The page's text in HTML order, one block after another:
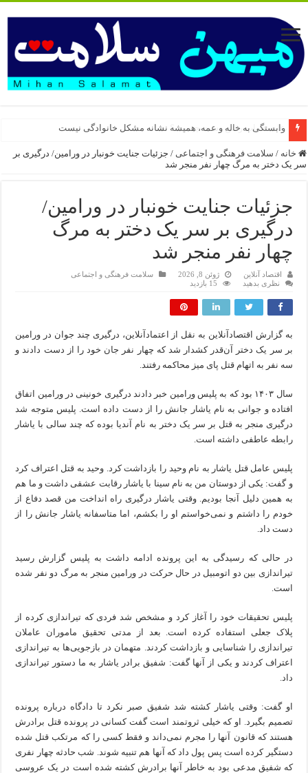
وابستگی به خاله و عمه، همیشه نشانه مشکل خانوادگی نیست
خانه / سلامت فرهنگی و اجتماعی / جزئیات جنایت خونبار در ورامین/ درگیری بر
سر یک دختر به مرگ چهار نفر منجر شد
جزئیات جنایت خونبار در ورامین/
درگیری بر سر یک دختر به مرگ
چهار نفر منجر شد
اقتصاد آنلاین ژوئن 8, 2026
سلامت فرهنگی و اجتماعی
نظری بدهید
15 بازدید
به گزارش اقتصادآنلاین به نقل از اعتمادآنلاین، درگیری چند جوان در ورامین
بر سر یک دختر آن‌قدر کشدار شد که چهار نفر جان خود را از دست دادند و
سه نفر به اتهام قتل پای میز محاکمه رفتند.
سال ۱۴۰۳ بود که به پلیس ورامین خبر دادند درگیری خونینی در ورامین اتفاق
افتاده و جوانی به نام یاشار جانش را از دست داده است. پلیس متوجه شد
درگیری منجر به قتل بر سر یک دختر به نام آندیا بوده که چند سالی با یاشار
رابطه عاطفی داشته است.
پلیس عامل قتل یاشار به نام وحید را بازداشت کرد. وحید به قتل اعتراف کرد
و گفت: یکی از دوستان من به نام سینا با یاشار رقابت عشقی داشت و ما هم
به همین دلیل آنجا بودیم. وقتی یاشار درگیری راه انداخت من قصد دفاع از
خودم را داشتم و نمی‌خواستم او را بکشم، اما متاسفانه یاشار جانش را از
دست داد.
در حالی که رسیدگی به این پرونده ادامه داشت به پلیس گزارش رسید
تیراندازی بین دو اتومبیل در حال حرکت در ورامین منجر به مرگ دو نفر شده
است.
پلیس تحقیقات خود را آغاز کرد و مشخص شد فردی که تیراندازی کرده از
پلاک جعلی استفاده کرده است. بعد از مدتی تحقیق ماموران عاملان
تیراندازی را شناسایی و بازداشت کردند. متهمان در بازجویی‌ها به تیراندازی
اعتراف کردند و یکی از آنها گفت: شفیق برادر یاشار به ما دستور تیراندازی
داد.
او گفت: وقتی یاشار کشته شد شفیق صبر نکرد تا دادگاه درباره پرونده
تصمیم بگیرد. او که خیلی ثروتمند است گفت کسانی در پرونده قتل برادرش
هستند که قانون آنها را مجرم نمی‌داند و فقط کسی را که مرتکب قتل شده
دستگیر کرده است پس پول داد که آنها هم تنبیه شوند. شب حادثه چهار نفری
که شفیق مدعی بود به خاطر آنها برادرش کشته شده است در یک عروسی